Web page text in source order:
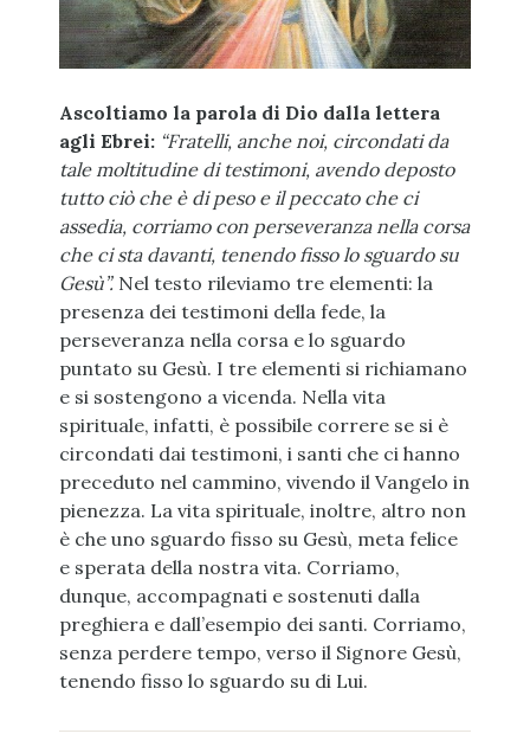
Ascoltiamo la parola di Dio dalla lettera
agli Ebrei: “Fratelli, anche noi, circondati da
tale moltitudine di testimoni, avendo deposto
tutto ciò che è di peso e il peccato che ci
assedia, corriamo con perseveranza nella corsa
che ci sta davanti, tenendo fisso lo sguardo su
Gesù”. Nel testo rileviamo tre elementi: la
presenza dei testimoni della fede, la
perseveranza nella corsa e lo sguardo
puntato su Gesù. I tre elementi si richiamano
e si sostengono a vicenda. Nella vita
spirituale, infatti, è possibile correre se si è
circondati dai testimoni, i santi che ci hanno
preceduto nel cammino, vivendo il Vangelo in
pienezza. La vita spirituale, inoltre, altro non
è che uno sguardo fisso su Gesù, meta felice
e sperata della nostra vita. Corriamo,
dunque, accompagnati e sostenuti dalla
preghiera e dall’esempio dei santi. Corriamo,
senza perdere tempo, verso il Signore Gesù,
tenendo fisso lo sguardo su di Lui.